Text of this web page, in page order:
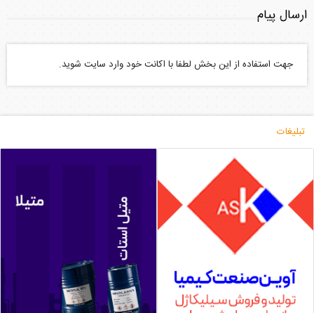
ارسال پیام
جهت استفاده از این بخش لطفا با اکانت خود وارد سایت شوید.
تبلیغات